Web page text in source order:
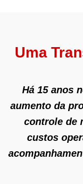
Uma
Há 15 anos
aumento da
controle de
custos